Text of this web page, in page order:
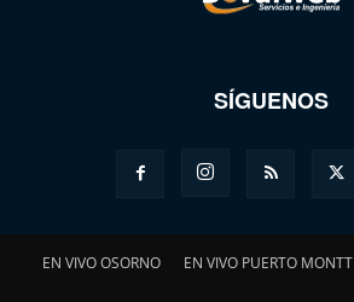
SÍGUENOS
EN VIVO OSORNO EN VIVO PUERTO MONTT